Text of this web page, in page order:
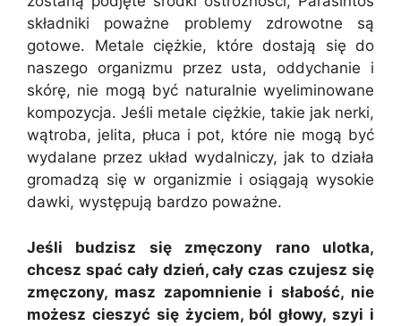
składniki poważne problemy zdrowotne są
gotowe. Metale ciężkie, które dostają się do
naszego organizmu przez usta, oddychanie i
skórę, nie mogą być naturalnie wyeliminowane
kompozycja. Jeśli metale ciężkie, takie jak nerki,
wątroba, jelita, płuca i pot, które nie mogą być
wydalane przez układ wydalniczy, jak to działa
gromadzą się w organizmie i osiągają wysokie
dawki, występują bardzo poważne.
Jeśli budzisz się zmęczony rano ulotka,
chcesz spać cały dzień, cały czas czujesz się
zmęczony, masz zapomnienie i słabość, nie
możesz cieszyć się życiem, ból głowy, szyi i